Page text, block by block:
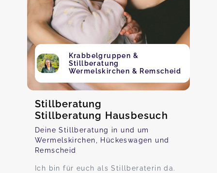
Krabbelgruppen &
Stillberatung
Wermelskirchen & Remscheid
Stillberatung
Stillberatung Hausbesuch
Deine Stillberatung in und um
Wermelskirchen, Hückeswagen und
Remscheid
Ich bin für euch als Stillberaterin da.